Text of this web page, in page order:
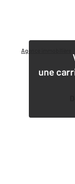
Agence immobilière
une